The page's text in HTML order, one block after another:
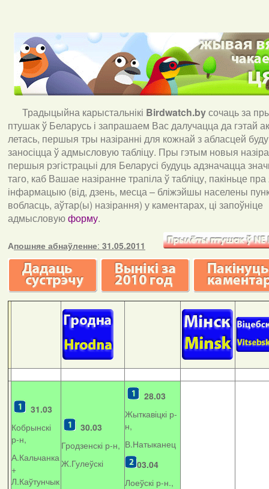
Традыцыйна карыстальнікі Birdwatch.byсочаць за
птушак ў Беларусь і запрашаем Вас далучацца да гэтай
летась, першыя тры назіранні для кожнай з абласцей
заносіцца ў адмысловую табліцу. Пры гэтым новыя
першыя рэгістрацыі для Беларусі будуць адзначацца
таго, каб Вашае назіранне трапіла ў табліцу, пакіньце пра
інфармацыю (від, дзень, месца – бліжэйшы населены
вобласць, аўтар(ы) назірання) у каментарах, ці запоўніце
адмысловуюформу.
Апошняе абнаўленне: 31.05.2011
31.03
Кобрынскі
р-н,
А.Кальчанка
+
Л.Каўтунчык
30.03
Гродзенскі р-н,
Ж.Гулеўскі
28.03
Жыткавіцкі р-
н,
В.Натыканец
03.04
Лоеўскі р-н.,